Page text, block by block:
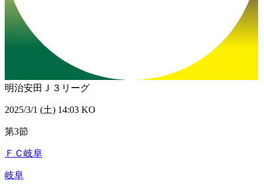
明治安田Ｊ３リーグ
2025/3/1 (土) 14:03 KO
第3節
ＦＣ岐阜
岐阜